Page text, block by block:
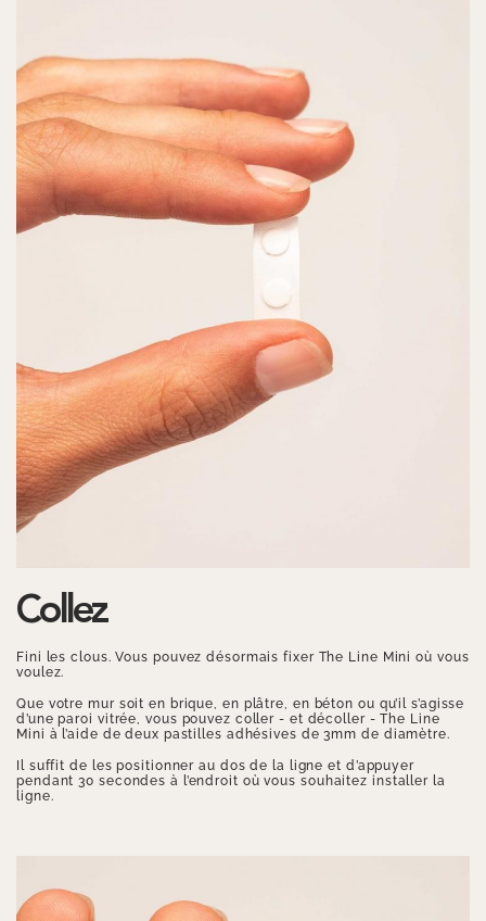
Collez
Fini les clous. Vous pouvez désormais fixer The Line Mini où vous
voulez.
Que votre mur soit en brique, en plâtre, en béton ou qu’il s’agisse
d’une paroi vitrée, vous pouvez coller - et décoller - The Line
Mini à l’aide de deux pastilles adhésives de 3mm de diamètre.
Il suffit de les positionner au dos de la ligne et d’appuyer
pendant 30 secondes à l’endroit où vous souhaitez installer la
ligne.